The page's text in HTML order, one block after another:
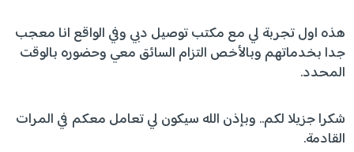
هذه اول تجربة لي مع مكتب توصيل دبي وفي الواقع انا معجب
جدا بخدماتهم وبالأخص التزام السائق معي وحضوره بالوقت
المحدد.
شكرا جزيلا لكم.. وبإذن الله سيكون لي تعامل معكم في المرات
القادمة.